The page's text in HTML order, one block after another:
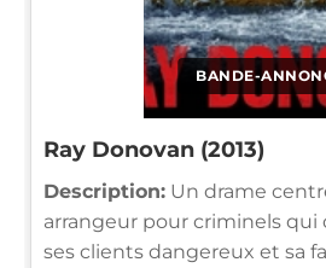
BANDE-
Ray Donovan (2013)
Description: Un drame
arrangeur pour criminels qui
ses clients dangereux et sa